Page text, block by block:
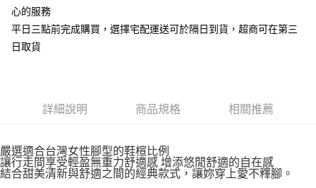
心的服務
平日三點前完成購買，選擇宅配運送可於隔日到貨，超商可在第三
日取貨
詳細說明 商品規格 相關推薦
嚴選適合台灣女性腳型的鞋楦比例
讓行走間享受輕盈無重力舒適感 增添悠閒舒適的自在感
結合甜美清新與舒適之間的經典款式，讓妳穿上愛不釋腳。